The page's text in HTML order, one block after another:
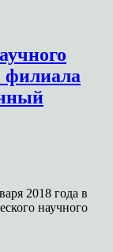
филиала
2018 года в
научного